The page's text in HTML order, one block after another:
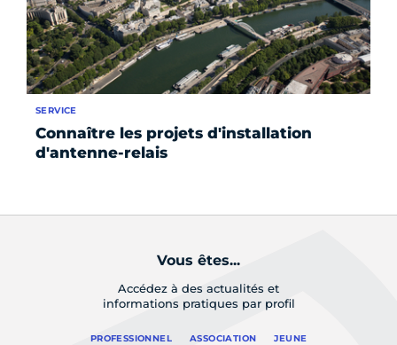
Connaître les projets d'installation
d'antenne-relais
SERVICE
Vous êtes...
Accédez à des actualités et
informations pratiques par profil
PROFESSIONNEL ASSOCIATION JEUNE